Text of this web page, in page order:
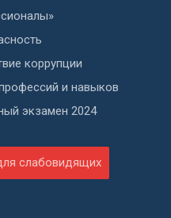
коррупции
и навыков
экзамен 2024
слабовидящих